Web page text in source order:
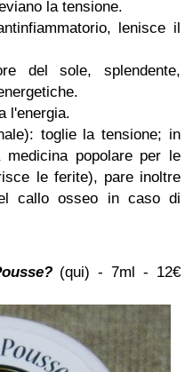
la tensione.
lenisce il
del sole, splendente,
l'energia.
toglie la tensione; in
popolare per le
le ferite), pare inoltre
callo osseo in caso di
(qui) - 7ml - 12€